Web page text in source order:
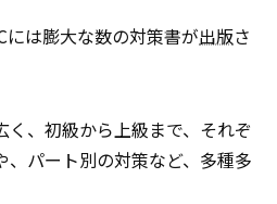
は膨大な数の対策書が出版さ
、初級から上級まで、それぞ
、パート別の対策など、多種多